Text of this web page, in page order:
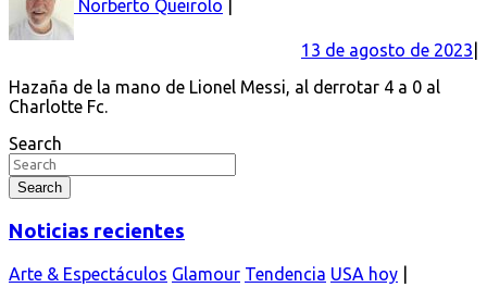
Norberto Queirolo
13 de agosto de 2023
Hazaña de la mano de Lionel Messi, al derrotar 4 a 0 al
Charlotte Fc.
Search
Search
Noticias recientes
Arte & Espectáculos Glamour Tendencia USA hoy